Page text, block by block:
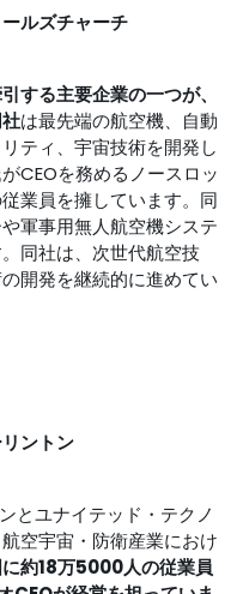
ルズチャーチ
する主要企業の一つが、
は最先端の航空機、自動
ティ、宇宙技術を開発し
CEOを務めるノースロッ
業員を擁しています。同
軍事用無人航空機システ
同社は、次世代航空技
開発を継続的に進めてい
ントン
とユナイテッド・テクノ
空宇宙・防衛産業におけ
約18万5000人の従業員